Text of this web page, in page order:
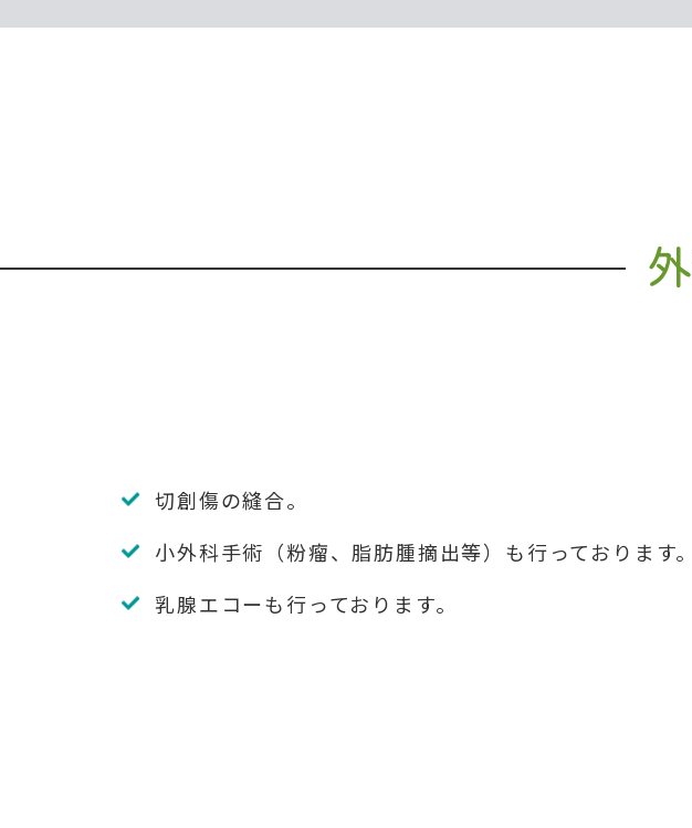
外
切創傷の縫合。
小外科手術（粉瘤、脂肪腫摘出等）も行っております。
乳腺エコーも行っております。